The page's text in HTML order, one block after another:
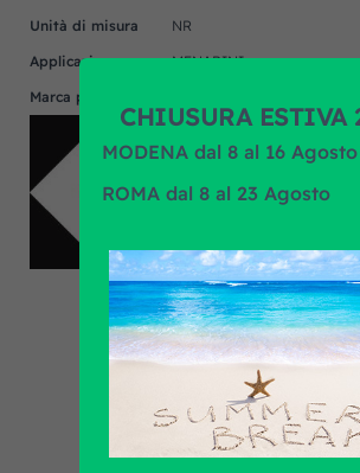
Unità di misura
NR
Applicazione
MENARINI
Marca prodotto
Scopri tutti i
CHIUSURA ESTIVA
MODENA dal 8 al 16 Agosto
ROMA dal 8 al 23 Agosto